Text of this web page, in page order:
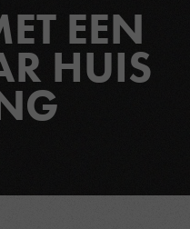
EEN
HUIS